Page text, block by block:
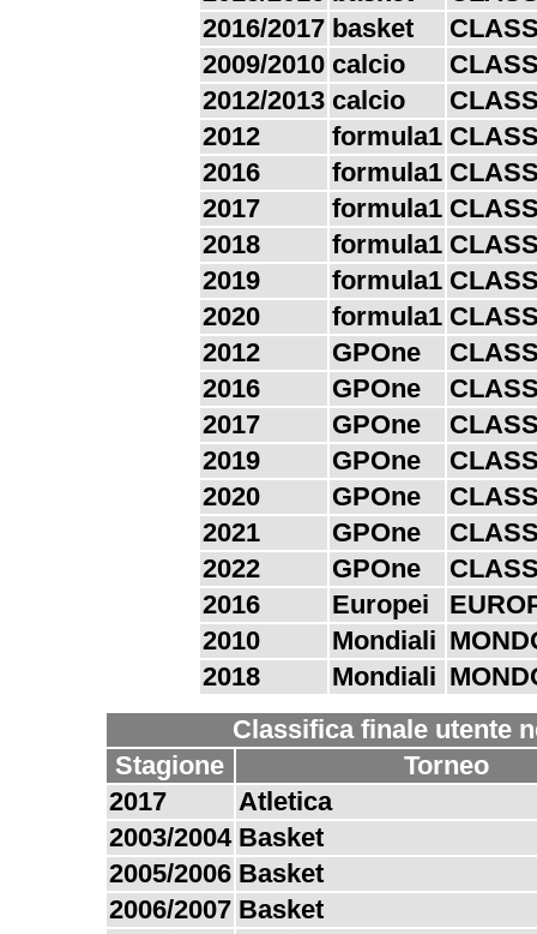
2016/2017 basket
2009/2010 calcio
2012/2013 calcio
2012
formula1
2016
formula1
2017
formula1
2018
formula1
2019
formula1
2020
formula1
2012
GPOne
2016
GPOne
2017
GPOne
2019
GPOne
2020
GPOne
2021
GPOne
2022
GPOne
2016
Europei
2010
Mondiali
2018
Mondiali
Classifica finale utente
Stagione
Torneo
2017
Atletica
2003/2004 Basket
2005/2006 Basket
2006/2007 Basket